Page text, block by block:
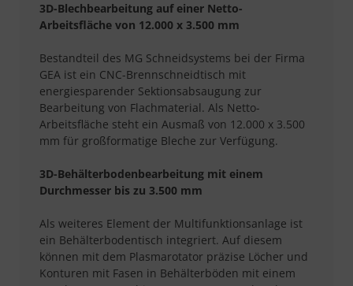
3D-Blechbearbeitung auf einer Netto-
Arbeitsfläche von 12.000 x 3.500 mm
Bestandteil des MG Schneidsystems bei der Firma
GEA ist ein CNC-Brennschneidtisch mit
energiesparender Sektionsabsaugung zur
Bearbeitung von Flachmaterial. Als Netto-
Arbeitsfläche steht ein Ausmaß von 12.000 x 3.500
mm für großformatige Bleche zur Verfügung.
3D-Behälterbodenbearbeitung mit einem
Durchmesser bis zu 3.500 mm
Als weiteres Element der Multifunktionsanlage ist
ein Behälterbodentisch integriert. Auf diesem
können mit dem Plasmarotator präzise Löcher und
Konturen mit Fasen in Behälterböden mit einem